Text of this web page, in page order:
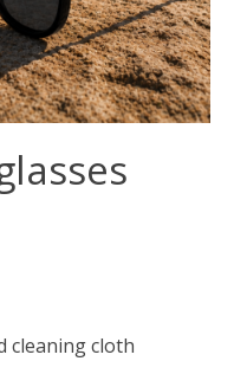
cleaning cloth